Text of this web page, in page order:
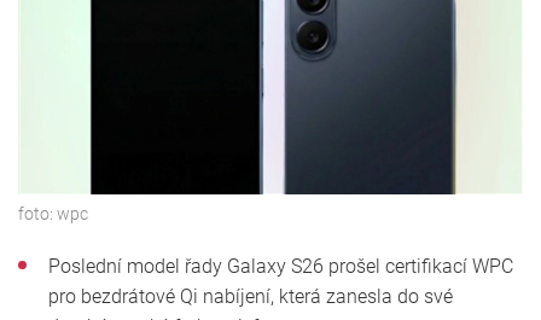
foto: wpc
Poslední model řady Galaxy S26 prošel certifikací WPC
pro bezdrátové Qi nabíjení, která zanesla do své